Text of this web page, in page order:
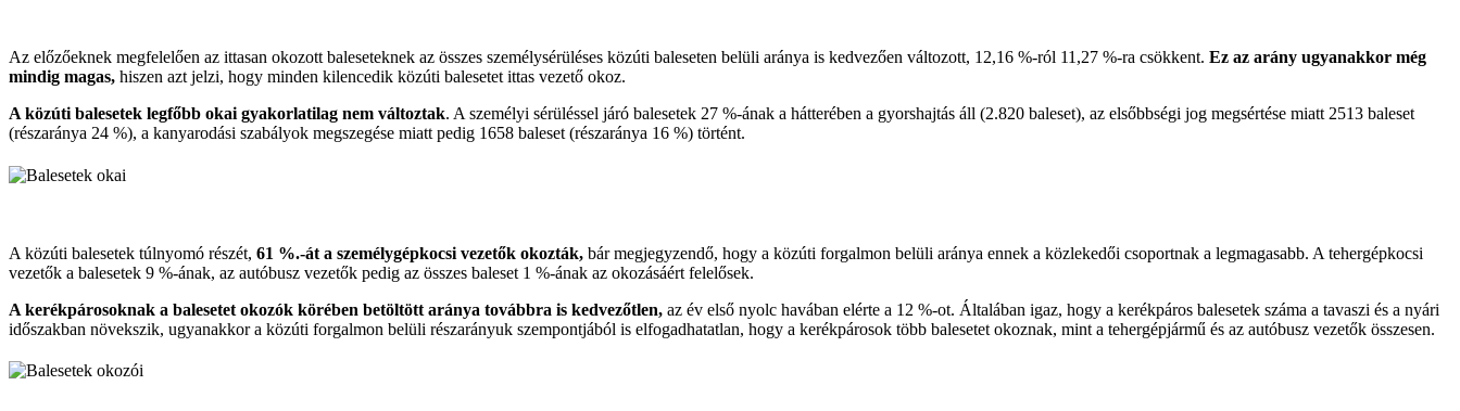
Az előzőeknek megfelelően az ittasan okozott baleseteknek az összes személysérüléses közúti baleseten belüli aránya is kedvezően változott, 12,16 %-ról 11,27 %-ra csökkent. Ez az arány ugyanakkor még
mindig magas, hiszen azt jelzi, hogy minden kilencedik közúti balesetet ittas vezető okoz.
A közúti balesetek legfőbb okai gyakorlatilag nem változtak. A személyi sérüléssel járó balesetek 27 %-ának a hátterében a gyorshajtás áll (2.820 baleset), az elsőbbségi jog megsértése miatt 2513 baleset
(részaránya 24 %), a kanyarodási szabályok megszegése miatt pedig 1658 baleset (részaránya 16 %) történt.
A közúti balesetek túlnyomó részét, 61 %.-át a személygépkocsi vezetők okozták, bár megjegyzendő, hogy a közúti forgalmon belüli aránya ennek a közlekedői csoportnak a legmagasabb. A tehergépkocsi
vezetők a balesetek 9 %-ának, az autóbusz vezetők pedig az összes baleset 1 %-ának az okozásáért felelősek.
A kerékpárosoknak a balesetet okozók körében betöltött aránya továbbra is kedvezőtlen, az év első nyolc havában elérte a 12 %-ot. Általában igaz, hogy a kerékpáros balesetek száma a tavaszi és a nyári
időszakban növekszik, ugyanakkor a közúti forgalmon belüli részarányuk szempontjából is elfogadhatatlan, hogy a kerékpárosok több balesetet okoznak, mint a tehergépjármű és az autóbusz vezetők összesen.